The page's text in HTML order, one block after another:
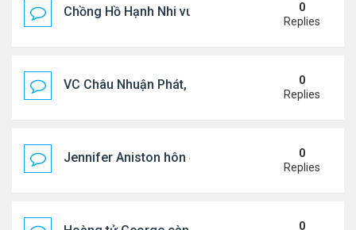
Chồng Hồ Hạnh Nhi vui vẻ ôm người cũ của vợ
0
Replies
VC Châu Nhuận Phát, Lưu Gia Linh viếng vợ cũ ..
0
Replies
Jennifer Aniston hôn đắm đuối bạn trai trên du
0
Replies
0